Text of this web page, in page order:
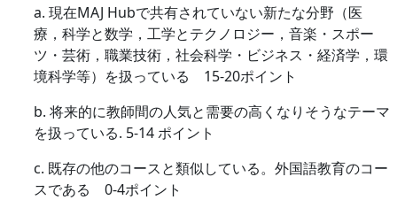
a. 現在MAJ Hubで共有されていない新たな分野（医
療，科学と数学，工学とテクノロジー，音楽・スポー
ツ・芸術，職業技術，社会科学・ビジネス・経済学，環
境科学等）を扱っている 15-20ポイント
b. 将来的に教師間の人気と需要の高くなりそうなテーマ
を扱っている. 5-14ポイント
c. 既存の他のコースと類似している。外国語教育のコー
スである 0-4ポイント